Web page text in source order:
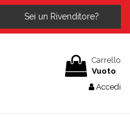
Sei un Rivenditore?
Carrello
Vuoto
Accedi